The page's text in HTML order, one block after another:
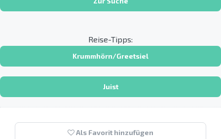
Reise-Tipps:
Krummhörn/Greetsiel
Juist
Als Favorit hinzufügen